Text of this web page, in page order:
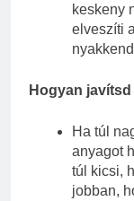
keskeny
elveszíti
Hogyan javítsd
Ha túl
anyagot
túl kicsi,
jobban,